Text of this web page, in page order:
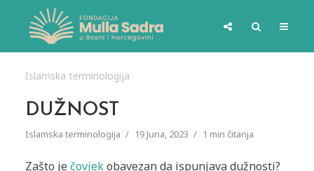
Islamska terminologija
DUŽNOST
Islamska terminologija 19 Juna, 2023 1 min čitanja
Zašto je čovjekobavezan da ispunjava dužnosti?